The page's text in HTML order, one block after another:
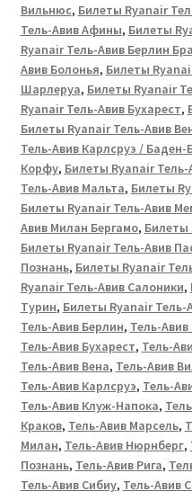
Вильнюс, Билеты Ryanair
Тель-Авив Афины, Билеты
Ryanair Тель-Авив Берлин
Авив Болонья, Билеты
Шарлеруа, Билеты Ryanair
Ryanair Тель-Авив Бухарест,
Билеты Ryanair Тель-Авив
Тель-Авив Карлсруэ / Баден-
Корфу, Билеты Ryanair Тель-
Тель-Авив Мальта, Билеты
Билеты Ryanair Тель-Авив
Авив Милан Бергамо, Билеты
Билеты Ryanair Тель-Авив
Познань, Билеты Ryanair
Ryanair Тель-Авив Салоники,
Турин, Билеты Ryanair Тель-
Тель-Авив Берлин, Тель-
Тель-Авив Бухарест, Тель-
Тель-Авив Вена, Тель-Авив
Тель-Авив Карлсруэ, Тель-
Тель-Авив Клуж-Напока,
Краков, Тель-Авив Марсель,
Милан, Тель-Авив Нюрнберг,
Познань, Тель-Авив Рига,
Тель-Авив Сибиу, Тель-Авив